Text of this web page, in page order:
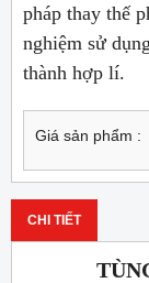
pháp thay thế
nghiệm sử
thành hợp lí.
Giá sản phẩm :
CHI TIẾT